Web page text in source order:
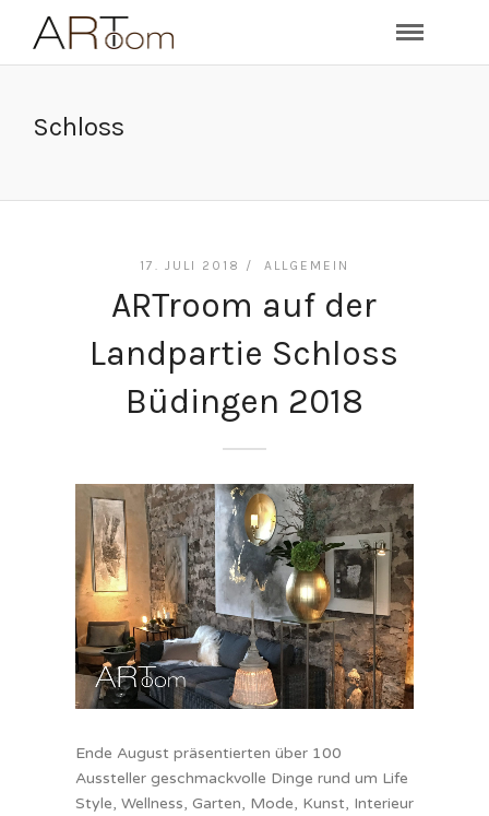
Schloss
17. JULI 2018 / ALLGEMEIN
ARTroom auf der
Landpartie Schloss
Büdingen 2018
Ende August präsentierten über 100
Aussteller geschmackvolle Dinge rund um Life
Style, Wellness, Garten, Mode, Kunst, Interieur